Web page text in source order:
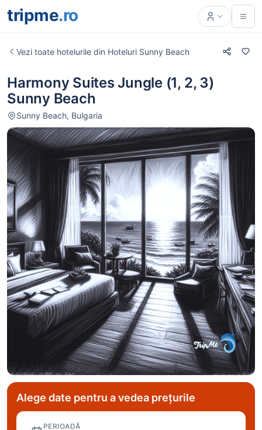
tripme.ro
Alege date pentru a vedea prețurile
PERIOADĂ
Vezi toate hotelurile din Hoteluri Sunny Beach
Harmony Suites Jungle (1, 2, 3)
Sunny Beach
Sunny Beach, Bulgaria